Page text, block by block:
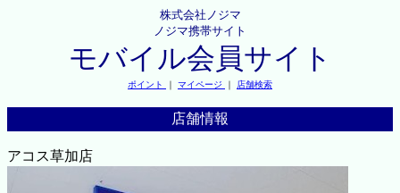
株式会社ノジマ
ノジマ携帯サイト
モバイル会員サイト
ポイント ｜ マイページ ｜ 店舗検索
店舗情報
アコス草加店